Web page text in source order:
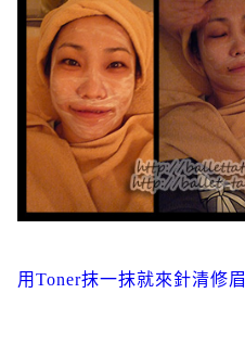
用Toner抹一抹就來針清修眉